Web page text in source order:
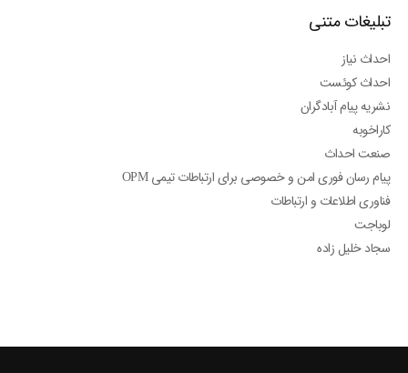
تبلیغات متنی
احداث نیاز
احداث کوئست
نشریه پیام آبادگران
کاراخوبه
صنعت احداث
پیام رسان فوری امن و خصوصی برای ارتباطات تیمی OPM
فناوری اطلاعات و ارتباطات
لوباجت
سجاد خلیل زاده